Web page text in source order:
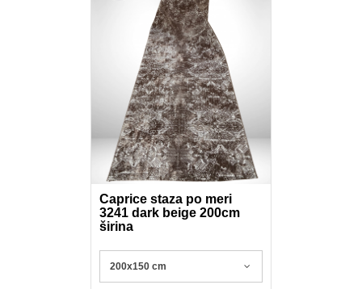
Caprice staza po meri
3241 dark beige 200cm
širina
Poliester - Nonslip gel
200x150 cm